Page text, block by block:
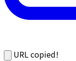
URL copied!